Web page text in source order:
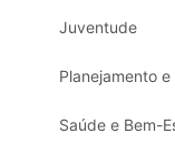
Juventude
Planejamento e
Saúde e Bem-